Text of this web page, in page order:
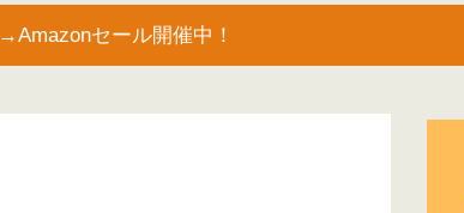
→Amazonセール開催中！